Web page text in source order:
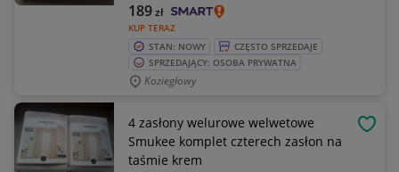
KUP TERAZ
189zł
STAN: NOWY
CZĘSTO SPRZEDAJE
SPRZEDAJĄCY: OSOBA PRYWATNA
Koziegłowy
4 zasłony welurowe welwetowe
Smukee komplet czterech zasłon na
taśmie krem